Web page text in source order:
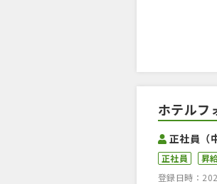
ホテルフ
正社員（
正社員 昇
登録日時：